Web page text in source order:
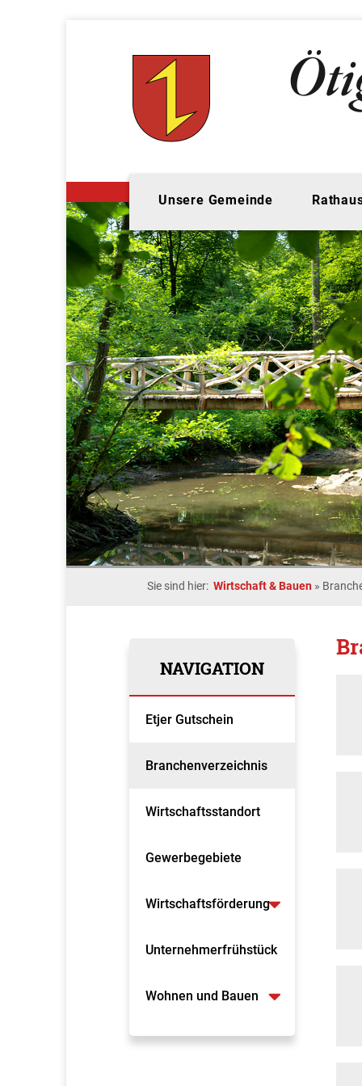
Unsere Gemeinde
Sie sind hier: Wirtschaft & Bauen »
NAVIGATION
Etjer Gutschein
Branchenverzeichnis
Wirtschaftsstandort
Gewerbegebiete
Wirtschaftsförderung
Unternehmerfrühstück
Wohnen und Bauen